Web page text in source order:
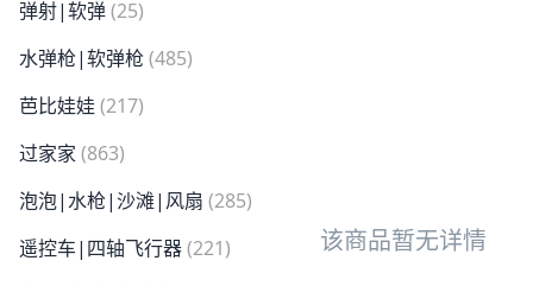
弹射|软弹(25)
水弹枪|软弹枪 (485)
芭比娃娃 (217)
过家家 (863)
泡泡|水枪|沙滩|风扇 (285)
遥控车|四轴飞行器(221)
该商品暂无详情